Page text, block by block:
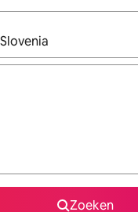
resultaten beschikbaar
Zoeken